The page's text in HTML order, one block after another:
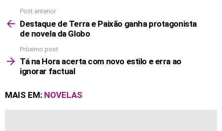
more
Post anterior
Destaque de Terra e Paixão ganha protagonista
de novela da Globo
Próximo post
Tá na Hora acerta com novo estilo e erra ao
ignorar factual
MAIS EM: NOVELAS